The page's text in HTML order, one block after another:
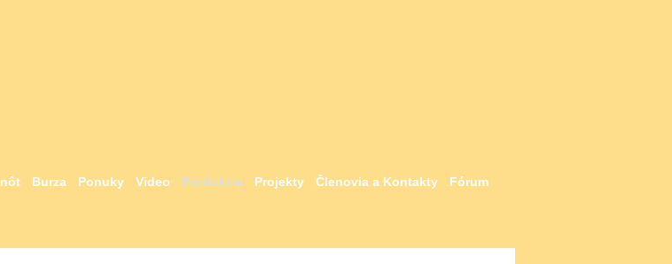
Burza Ponuky Video Produkcia Projekty Členovia a Kontakty
Fórum